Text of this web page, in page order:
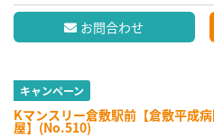
お問合わせ
キャンペーン
Kマンスリー倉敷駅前【倉敷平成
屋】(No.510)